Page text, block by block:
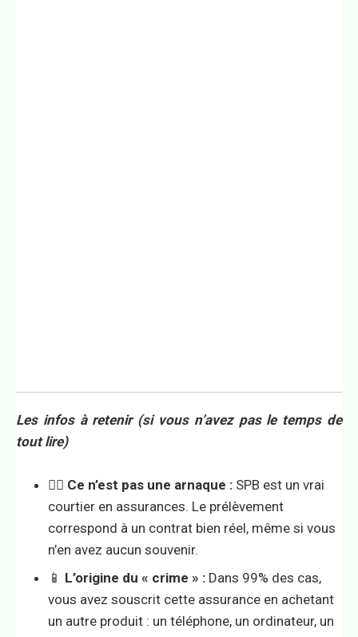
Les infos à retenir (si vous n’avez pas le temps de
tout lire)
🕵️‍♂️ Ce n’est pas une arnaque : SPB est un vrai
courtier en assurances. Le prélèvement
correspond à un contrat bien réel, même si vous
n’en avez aucun souvenir.
📱 L’origine du « crime » : Dans 99% des cas,
vous avez souscrit cette assurance en achetant
un autre produit : un téléphone, un ordinateur, un